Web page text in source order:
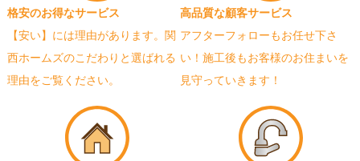
格安のお得なサービス
【安い】には理由があります。関
西ホームズのこだわりと選ばれる
理由をご覧ください。
高品質な顧客サービス
アフターフォローもお任せ下さ
い！施工後もお客様のお住まいを
見守っていきます！